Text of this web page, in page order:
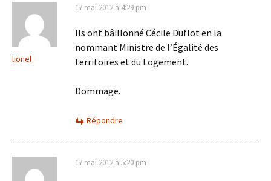
lionel
17 mai 2012 à 4:29 pm
Ils ont bâillonné Cécile Duflot en la
nommant Ministre de l’Égalité des
territoires et du Logement.
Dommage.
Répondre
17 mai 2012 à 5:20 pm